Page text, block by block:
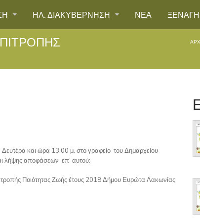
ΗΛ. ΔΙΑΚΥΒΕΡΝΗΣΗ ΝΕΑ
και ώρα 13.00 μ. στο γραφείο του Δημαρχείου
λήψης αποφάσεων επ’ αυτού:
Ποιότητας Ζωής έτους 2018 Δήμου Ευρώτα Λακωνίας